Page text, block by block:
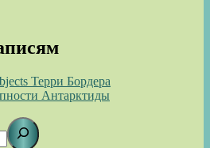
Терри Бордера
Антарктиды